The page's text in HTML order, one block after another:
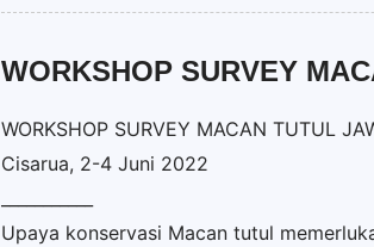
WORKSHOP SURVEY
WORKSHOP SURVEY MACAN TUTUL
Cisarua, 2-4 Juni 2022
Upaya konservasi Macan tutul